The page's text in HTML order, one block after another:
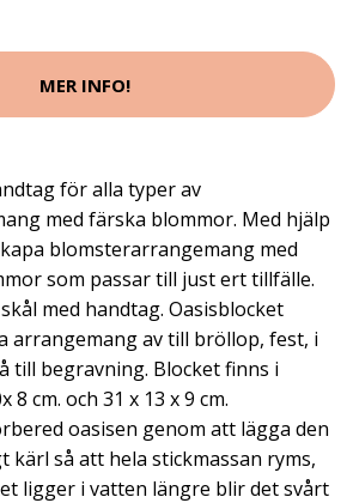
MER INFO!
för alla typer av
med färska blommor. Med hjälp
blomsterarrangemang med
som passar till just ert tillfälle.
med handtag. Oasisblocket
arrangemang av till bröllop, fest, i
till begravning. Blocket finns i
cm. och 31 x 13 x 9 cm.
oasisen genom att lägga den
kärl så att hela stickmassan ryms,
ligger i vatten längre blir det svårt